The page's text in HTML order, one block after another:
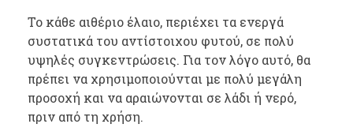
Το κάθε αιθέριο έλαιο, περιέχει τα ενεργά
συστατικά του αντίστοιχου φυτού, σε πολύ
υψηλές συγκεντρώσεις. Για τον λόγο αυτό, θα
πρέπει να χρησιμοποιούνται με πολύ μεγάλη
προσοχή και να αραιώνονται σε λάδι ή νερό,
πριν από τη χρήση.